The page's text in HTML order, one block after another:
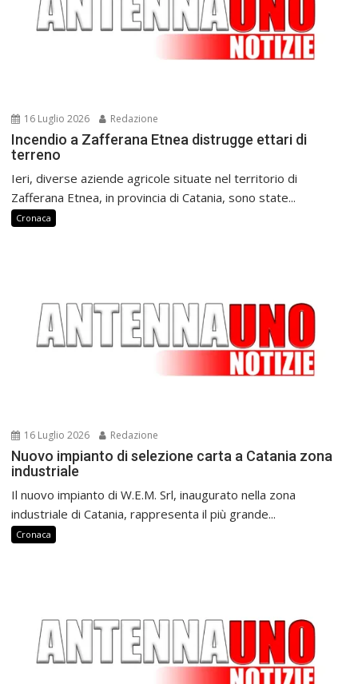
16 Luglio 2026 Redazione
Incendio a Zafferana Etnea distrugge ettari di
terreno
Ieri, diverse aziende agricole situate nel territorio di
Zafferana Etnea, in provincia di Catania, sono state...
Cronaca
16 Luglio 2026 Redazione
Nuovo impianto di selezione carta a Catania zona
industriale
Il nuovo impianto di W.E.M. Srl, inaugurato nella zona
industriale di Catania, rappresenta il più grande...
Cronaca